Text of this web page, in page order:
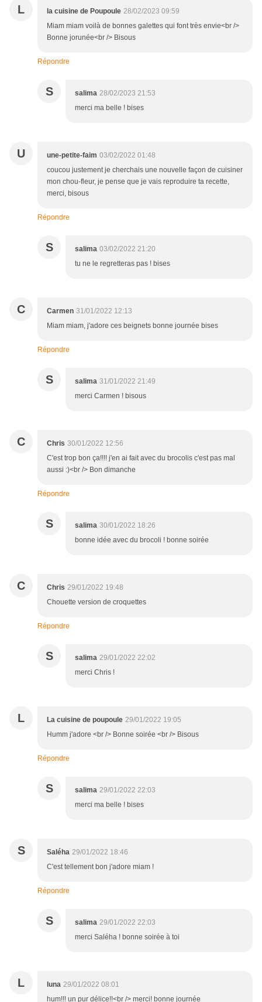
L la cuisine de Poupoule 28/02/2023 09:59
Miam miam voilà de bonnes galettes qui font très envie<br />
Bonne jorunée<br /> Bisous
Répondre
S salima 28/02/2023 21:53
merci ma belle ! bises
U une-petite-faim 03/02/2022 01:48
coucou justement je cherchais une nouvelle façon de cuisiner
mon chou-fleur, je pense que je vais reproduire ta recette,
merci, bisous
Répondre
S salima 03/02/2022 21:20
tu ne le regretteras pas ! bises
C Carmen 31/01/2022 12:13
Miam miam, j'adore ces beignets bonne journée bises
Répondre
S salima 31/01/2022 21:49
merci Carmen ! bisous
C Chris 30/01/2022 12:56
C'est trop bon ça!!!! j'en ai fait avec du brocolis c'est pas mal
aussi :)<br /> Bon dimanche
Répondre
S salima 30/01/2022 18:26
bonne idée avec du brocoli ! bonne soirée
C Chris 29/01/2022 19:48
Chouette version de croquettes
Répondre
S salima 29/01/2022 22:02
merci Chris !
L La cuisine de poupoule 29/01/2022 19:05
Humm j'adore <br /> Bonne soirée <br /> Bisous
Répondre
S salima 29/01/2022 22:03
merci ma belle ! bises
S Saléha 29/01/2022 18:46
C'est tellement bon j'adore miam !
Répondre
S salima 29/01/2022 22:03
merci Saléha ! bonne soirée à toi
L luna 29/01/2022 08:01
hum!!! un pur délice!!<br /> merci! bonne journée